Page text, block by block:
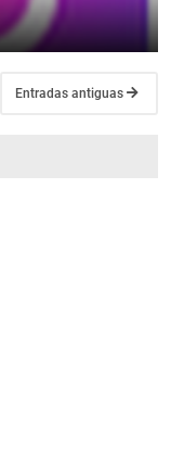
Entradas antiguas